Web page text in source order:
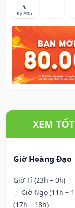
🐈
Kỷ Mão
XEM
Giờ Hoàng Đạo
Giờ Tí (23h – 0h) ;
; Giờ Ngọ (11h –
(17h – 18h)